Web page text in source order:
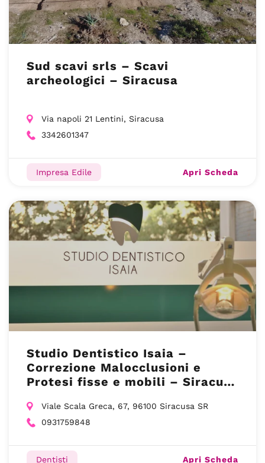
Sud scavi srls – Scavi
archeologici – Siracusa
Via napoli 21 Lentini, Siracusa
3342601347
Impresa Edile Apri Scheda
Studio Dentistico Isaia –
Correzione Malocclusioni e
Protesi fisse e mobili – Siracusa
Viale Scala Greca, 67, 96100 Siracusa SR
0931759848
Dentisti Apri Scheda